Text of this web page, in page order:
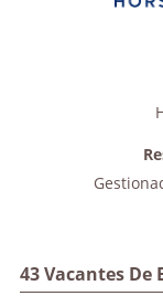
43 Vacantes De